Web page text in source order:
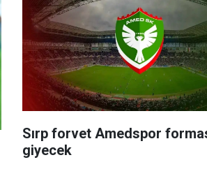
Sırp forvet Amedspor
giyecek